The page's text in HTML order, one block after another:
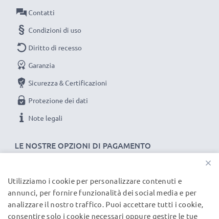
Scegli CELLONIC, scegli la lunga durata, non fare
compromessi sulla qualità: ordina ora!
LE NOSTRE OPZIONI DI PAGAMENTO
Contatti
Condizioni di uso
Diritto di recesso
Garanzia
Sicurezza & Certificazioni
Protezione dei dati
Note legali
I NOSTRI PARTNER DI SPEDIZIONE
×
Utilizziamo i cookie per personalizzare contenuti e
annunci, per fornire funzionalità dei social media e per
analizzare il nostro traffico. Puoi accettare tutti i cookie,
consentire solo i cookie necessari oppure gestire le tue